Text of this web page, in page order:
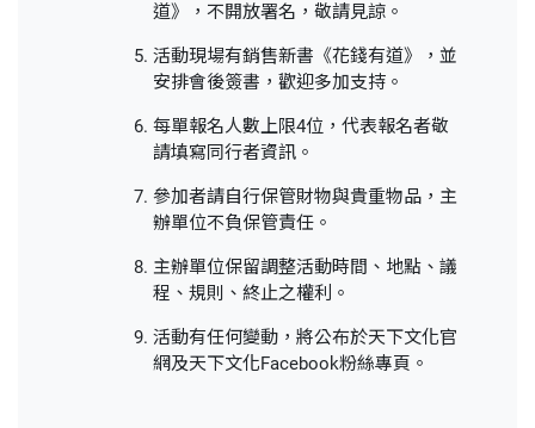
道》，不開放署名，敬請見諒。
活動現場有銷售新書《花錢有道》，並
安排會後簽書，歡迎多加支持。
每單報名人數上限4位，代表報名者敬
請填寫同行者資訊。
參加者請自行保管財物與貴重物品，主
辦單位不負保管責任。
主辦單位保留調整活動時間、地點、議
程、規則、終止之權利。
活動有任何變動，將公布於天下文化官
網及天下文化Facebook粉絲專頁。